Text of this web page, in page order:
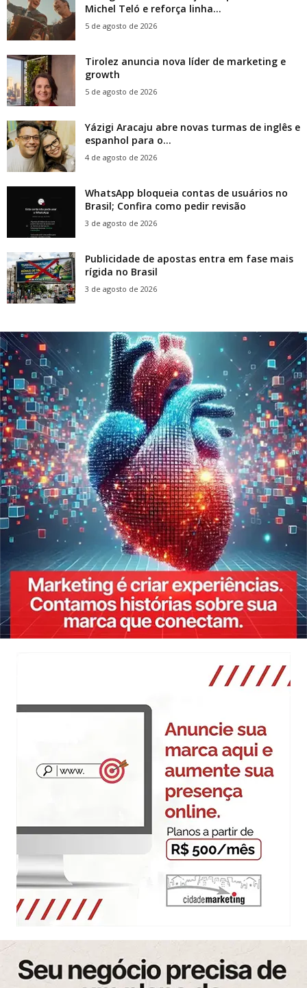
Michel Teló e reforça linha...
5 de agosto de 2026
Tirolez anuncia nova líder de marketing e
growth
5 de agosto de 2026
Yázigi Aracaju abre novas turmas de inglês e
espanhol para o...
4 de agosto de 2026
WhatsApp bloqueia contas de usuários no
Brasil; Confira como pedir revisão
3 de agosto de 2026
Publicidade de apostas entra em fase mais
rígida no Brasil
3 de agosto de 2026